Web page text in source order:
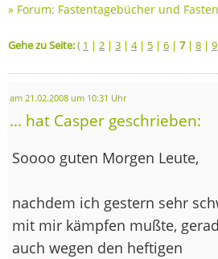
» Forum: Fastentagebücher und
Gehe zu Seite:( 1 | 2 | 3 | 4| 5 | 6 | 7| 8 | 9
am 21.02.2008 um 10:31 Uhr
... hat Casper geschrieben:
Soooo guten Morgen Leute,
nachdem ich gestern sehr
mit mir kämpfen mußte,
auch wegen den heftigen